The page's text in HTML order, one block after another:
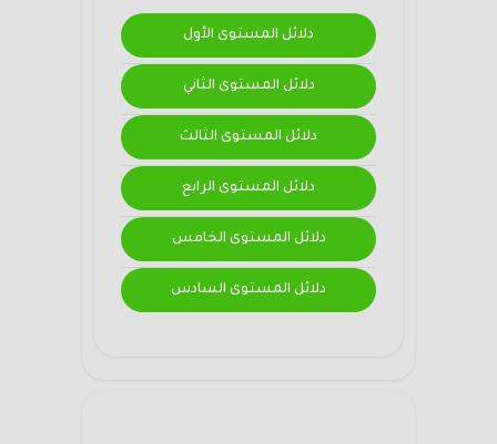
دلائل المستوى الأول
دلائل المستوى الثاني
دلائل المستوى الثالث
دلائل المستوى الرابع
دلائل المستوى الخامس
دلائل المستوى السادس